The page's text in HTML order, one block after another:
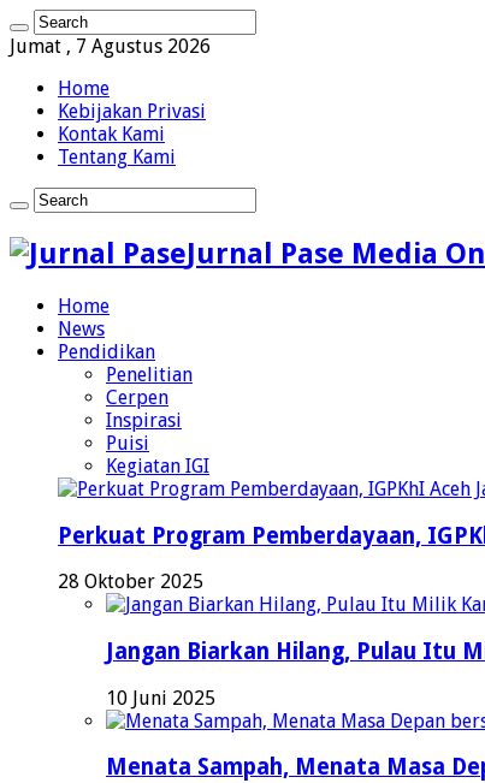
Jumat , 7 Agustus 2026
Home
Kebijakan Privasi
Kontak Kami
Tentang Kami
Jurnal Pase Media
Home
News
Pendidikan
Penelitian
Cerpen
Inspirasi
Puisi
Kegiatan IGI
Perkuat Program Pemberdayaan,
28 Oktober 2025
Jangan Biarkan Hilang, Pulau Itu
10 Juni 2025
Menata Sampah, Menata Masa